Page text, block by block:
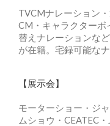
TVCMナレーション
CM・キャラクターボ
替えナレーションな
が在籍。宅録可能な
【展示会】
モーターショー・ジ
ムショウ・CEATEC